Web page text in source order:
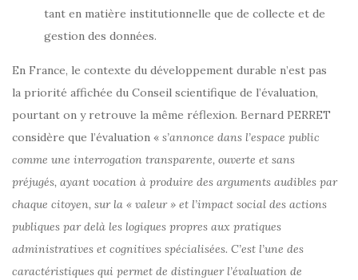
tant en matière institutionnelle que de collecte et de
gestion des données.
En France, le contexte du développement durable n’est pas
la priorité affichée du Conseil scientifique de l’évaluation,
pourtant on y retrouve la même réflexion. Bernard PERRET
considère que l’évaluation « s’annonce dans l’espace public
comme une interrogation transparente, ouverte et sans
préjugés, ayant vocation à produire des arguments audibles par
chaque citoyen, sur la « valeur » et l’impact social des actions
publiques par delà les logiques propres aux pratiques
administratives et cognitives spécialisées. C’est l’une des
caractéristiques qui permet de distinguer l’évaluation de